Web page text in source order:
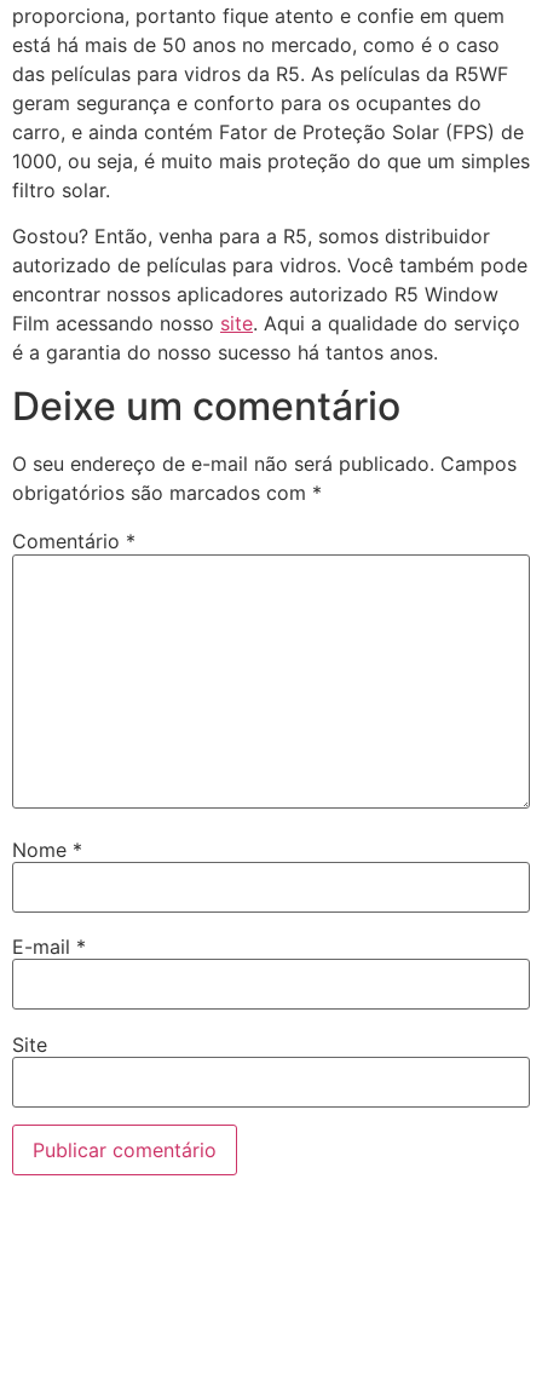
proporciona, portanto fique atento e confie em quem
está há mais de 50 anos no mercado, como é o caso
das películas para vidros da R5. As películas da R5WF
geram segurança e conforto para os ocupantes do
carro, e ainda contém Fator de Proteção Solar (FPS) de
1000, ou seja, é muito mais proteção do que um simples
filtro solar.
Gostou? Então, venha para a R5, somos distribuidor
autorizado de películas para vidros. Você também pode
encontrar nossos aplicadores autorizado R5 Window
Film acessando nosso site. Aqui a qualidade do serviço
é a garantia do nosso sucesso há tantos anos.
Deixe um comentário
O seu endereço de e-mail não será publicado. Campos
obrigatórios são marcados com *
Comentário *
Nome *
E-mail *
Site